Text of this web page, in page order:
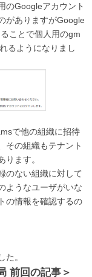
のGoogleアカウント
がありますがGoogle
ことで個人用のgm
るようになりまし
で他の組織に招待
その組織もテナント
ます。
のない組織に対して
ようなユーザがいな
の情報を確認するの
。
前回の記事＞